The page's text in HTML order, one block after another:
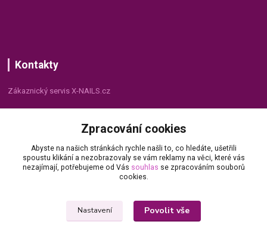
Kontakty
Zákaznický servis X-NAILS.cz
+420 735 055 075
info@x-nails.cz
Zpracování cookies
Abyste na našich stránkách rychle našli to, co hledáte, ušetřili
spoustu klikání a nezobrazovaly se vám reklamy na věci, které vás
nezajímají, potřebujeme od Vás souhlas se zpracováním souborů
cookies.
Nastavení Povolit vše